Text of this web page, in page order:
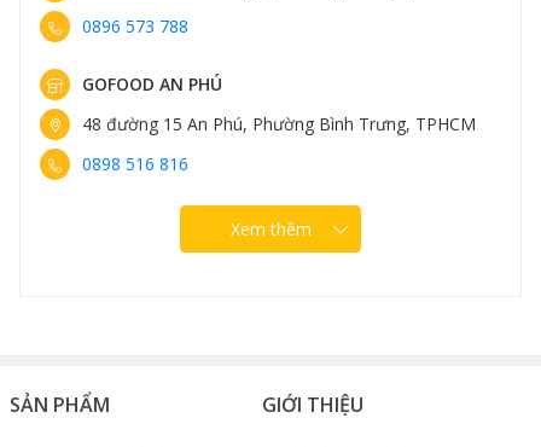
0896 573 788
GOFOOD AN PHÚ
48 đường 15 An Phú, Phường Bình Trưng, TPHCM
0898 516 816
Xem thêm
SẢN PHẨM GIỚI THIỆU